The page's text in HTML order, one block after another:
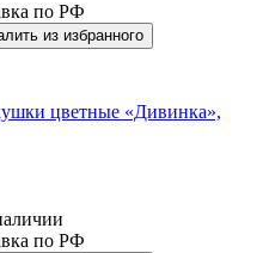
по РФ
цветные «Дивинка»,
по РФ